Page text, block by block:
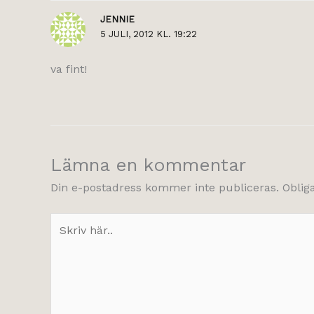
JENNIE
5 JULI, 2012 KL. 19:22
va fint!
Lämna en kommentar
Din e-postadress kommer inte publiceras.
här..